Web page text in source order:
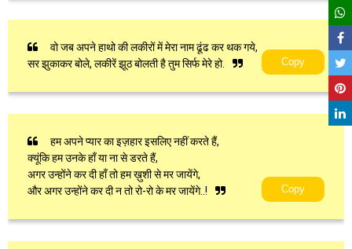
वो जब अपने हाथो की लकीरों में मेरा नाम ढूंढ कर थक गये,
सर झुकाकर बोले, लकीरें झूठ बोलती है तुम सिर्फ मेरे हो.
Copy
हम अपने प्यार का इज़हार इसलिए नहीं करते हैं,
क्यूंकि हम उनके हाँ या ना से डरते हैं,
अगर उन्होंने कर दी हाँ तो हम ख़ुशी से मर जायेंगे,
और अगर उन्होंने कर दी न तो रो-रो के मर जायेंगे..!
Copy